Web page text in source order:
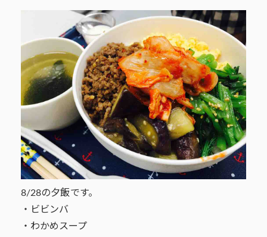
8/28の夕飯です。
・ビビンバ
・わかめスープ